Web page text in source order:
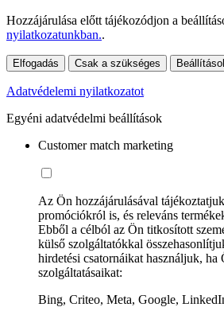
Hozzájárulása előtt tájékozódjon a
nyilatkozatunkban..
Elfogadás Csak a szükséges
Adatvédelemi nyilatkozatot
Egyéni adatvédelmi beállítások
Customer match marketing
Az Ön hozzájárulásával
promóciókról is, és releváns
Ebből a célból az Ön titkosított
külső szolgáltatókkal
hirdetési csatornáikat használjuk, ha
szolgáltatásaikat:
Bing, Criteo, Meta, Google,